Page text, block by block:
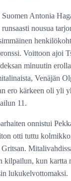
Antonia
nousua
Voittoon ajoi
minuutin
Venäjän
ero kärkeen oli yli
11.
onnistui
otti tuttu
kilpailun, kun kartta
lukukelvottomaksi.